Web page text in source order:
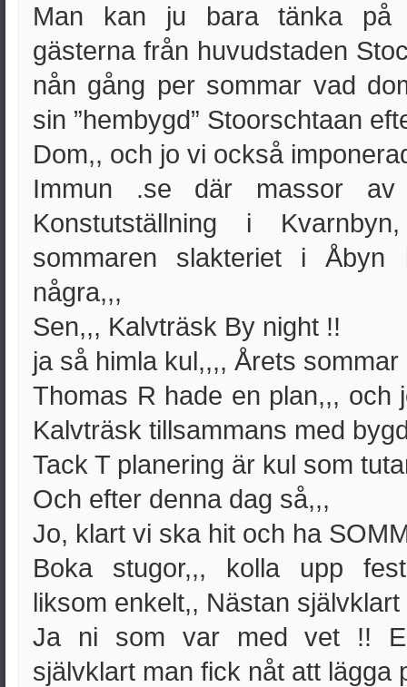
Man kan ju bara tänka på
gästerna från huvudstaden
nån gång per sommar vad
sin ”hembygd” Stoorschtaan
Dom,, och jo vi också
Immun .se där massor
Konstutställning i
sommaren slakteriet i
några,,,
Sen,,, Kalvträsk By night !!
ja så himla kul,,,, Årets sommar
Thomas R hade en plan,,, och
Kalvträsk tillsammans med
Tack T planering är kul som
Och efter denna dag så,,,
Jo, klart vi ska hit och ha
Boka stugor,,, kolla upp
liksom enkelt,, Nästan
Ja ni som var med vet !!
självklart man fick nåt att lägga